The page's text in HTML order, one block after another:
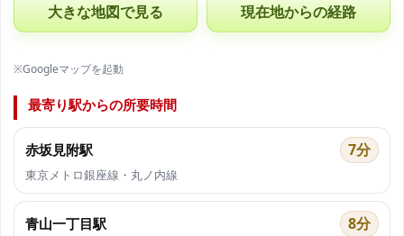
大きな地図で見る 現在地からの経路
※Googleマップを起動
最寄り駅からの所要時間
赤坂見附駅 7分
東京メトロ銀座線・丸ノ内線
青山一丁目駅 8分